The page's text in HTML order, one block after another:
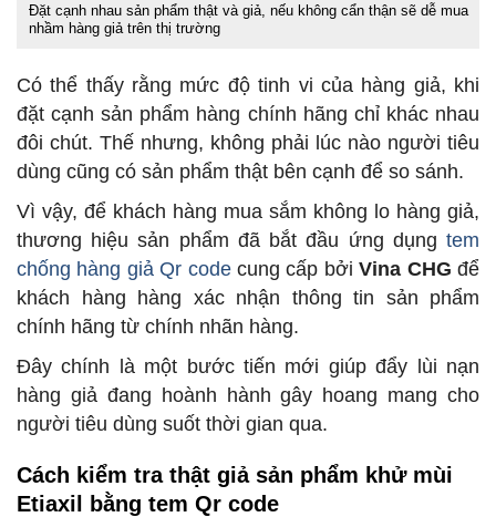
Đặt cạnh nhau sản phẩm thật và giả, nếu không cẩn thận sẽ dễ mua
nhầm hàng giả trên thị trường
Có thể thấy rằng mức độ tinh vi của hàng giả, khi
đặt cạnh sản phẩm hàng chính hãng chỉ khác nhau
đôi chút. Thế nhưng, không phải lúc nào người tiêu
dùng cũng có sản phẩm thật bên cạnh để so sánh.
Vì vậy, để khách hàng mua sắm không lo hàng giả,
thương hiệu sản phẩm đã bắt đầu ứng dụng tem
chống hàng giả Qr codecung cấp bởi Vina CHG để
khách hàng hàng xác nhận thông tin sản phẩm
chính hãng từ chính nhãn hàng.
Đây chính là một bước tiến mới giúp đẩy lùi nạn
hàng giả đang hoành hành gây hoang mang cho
người tiêu dùng suốt thời gian qua.
Cách kiểm tra thật giả sản phẩm khử mùi
Etiaxil bằng tem Qr code